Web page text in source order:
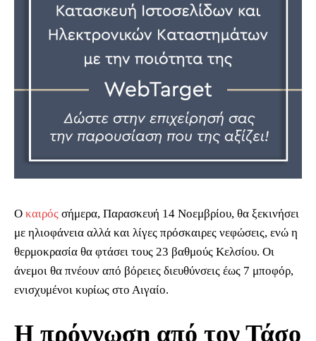
Ο καιρός σήμερα, Παρασκευή 14 Νοεμβρίου, θα ξεκινήσει
με ηλιοφάνεια αλλά και λίγες πρόσκαιρες νεφώσεις, ενώ η
θερμοκρασία θα φτάσει τους 23 βαθμούς Κελσίου. Οι
άνεμοι θα πνέουν από βόρειες διευθύνσεις έως 7 μποφόρ,
ενισχυμένοι κυρίως στο Αιγαίο.
Η πρόγνωση από τον Τάσο